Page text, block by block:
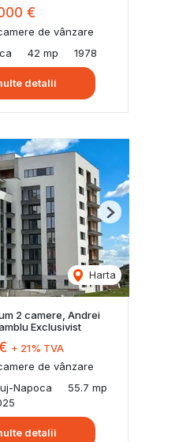
€
de vânzare
42 mp 1978
detalii
Harta
Next
2 camere, Andrei
Exclusivist
+ 21% TVA
de vânzare
Napoca
55.7 mp
detalii